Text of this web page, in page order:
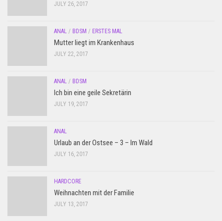
JULY 26, 2017
ANAL / BDSM / ERSTES MAL
Mutter liegt im Krankenhaus
JULY 22, 2017
ANAL / BDSM
Ich bin eine geile Sekretärin
JULY 19, 2017
ANAL
Urlaub an der Ostsee – 3 – Im Wald
JULY 16, 2017
HARDCORE
Weihnachten mit der Familie
JULY 13, 2017